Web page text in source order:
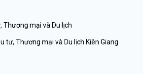
Thương mại và Du lịch
tư, Thương mại và Du lịch Kiên Giang